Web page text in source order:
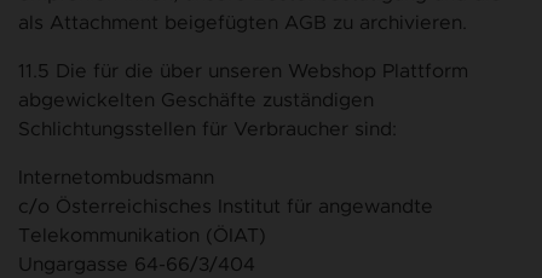
als Attachment beigefügten AGB zu archivieren.
11.5 Die für die über unseren Webshop Plattform
abgewickelten Geschäfte zuständigen
Schlichtungsstellen für Verbraucher sind:
Internetombudsmann
c/o Österreichisches Institut für angewandte
Telekommunikation (ÖIAT)
Ungargasse 64-66/3/404